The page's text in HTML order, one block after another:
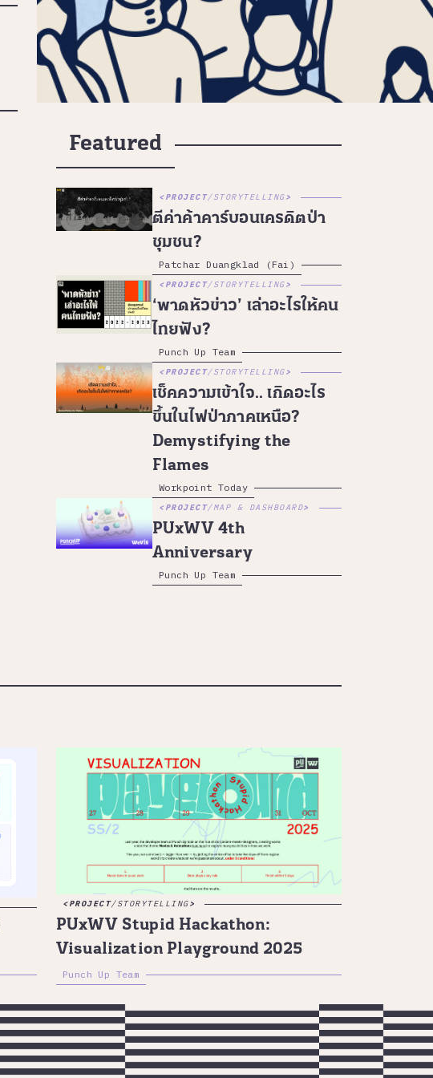
PROJECT/STORYTELLING
PUxWV Stupid Hackathon:
Visualization Playground 2025
Punch Up Team
Featured
PROJECT/STORYTELLING
ตีค่าค้าคาร์บอนเครดิตป่า
ชุมชน?
Patchar Duangklad (Fai)
PROJECT/STORYTELLING
‘พาดหัวข่าว’ เล่าอะไรให้คน
ไทยฟัง?
Punch Up Team
PROJECT/STORYTELLING
เช็คความเข้าใจ.. เกิดอะไร
ขึ้นในไฟป่าภาคเหนือ?
Demystifying the
Flames
Workpoint Today
PROJECT/MAP & DASHBOARD
PUxWV 4th
Anniversary
Punch Up Team